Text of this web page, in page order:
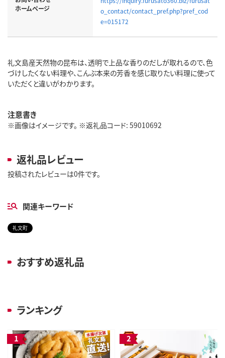
ホームページ
o_contact/contact_pref.php?pref_cod
e=015172
礼文島産天然物の昆布は、透明で上品な香りのだしが取れるので、色
づけしたくない料理や、こんぶ本来の芳香を感じ取りたい料理に使って
いただくと違いがわかります。
注意書き
※画像はイメージです。 ※返礼品コード: 59010692
返礼品レビュー
投稿されたレビューは0件です。
関連キーワード
礼文町
おすすめ返礼品
ランキング